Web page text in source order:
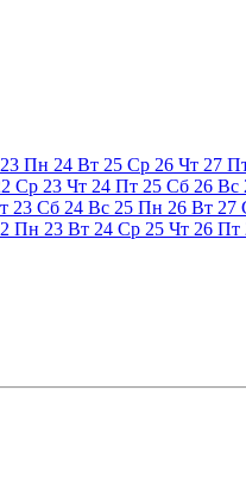
23 Пн 24 Вт 25 Ср 26 Чт 27
Ср 23 Чт 24 Пт 25 Сб 26 Вс
23 Сб 24 Вс 25 Пн 26 Вт 27
Пн 23 Вт 24 Ср 25 Чт 26 Пт